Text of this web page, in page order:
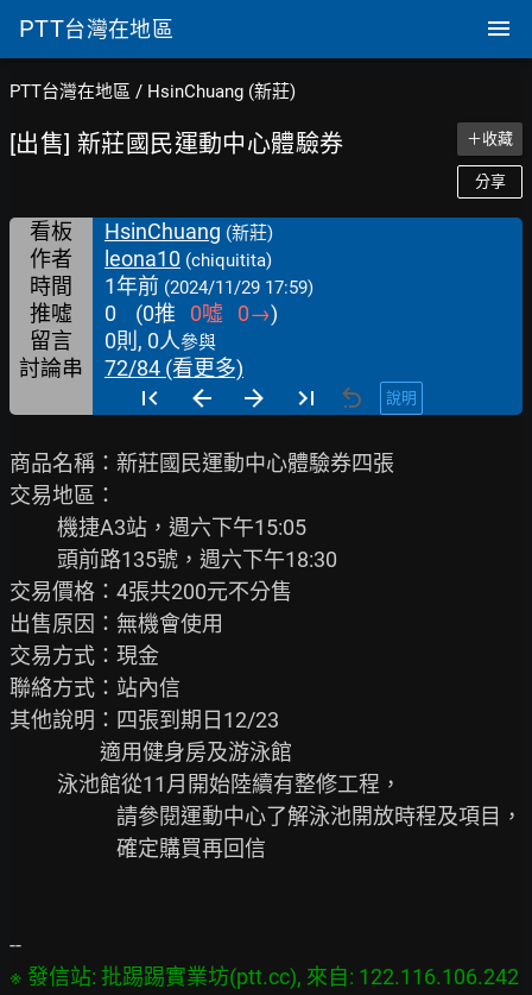
PTT台灣在地區
PTT台灣在地區 / HsinChuang (新莊)
[出售] 新莊國民運動中心體驗券 ＋收藏
分享
看板 HsinChuang (新莊)
作者 leona10 (chiquitita)
時間 1年前 (2024/11/29 17:59)
推噓 0 (0推 0噓 0→)
留言
0則, 0人參與
討論串 72/84 (看更多)
說明
商品名稱：新莊國民運動中心體驗券四張
交易地區：
交易價格：4張共200元不分售
出售原因：無機會使用
交易方式：現金
聯絡方式：站內信
其他說明：四張到期日12/23
請參閱運動中心了解泳池開放時程及項目，
確定購買再回信
※ 發信站: 批踢踢實業坊(ptt.cc), 來自: 122.116.106.242